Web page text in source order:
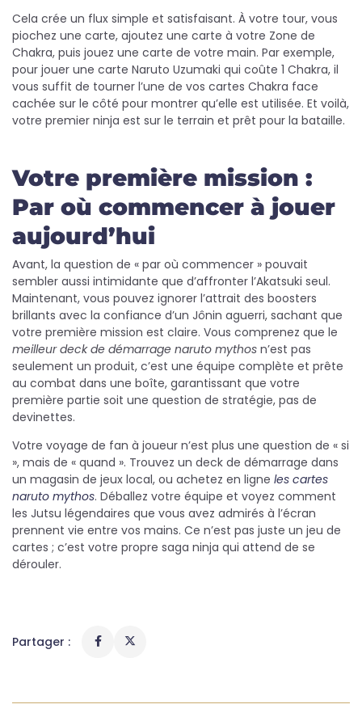
Cela crée un flux simple et satisfaisant. À votre tour, vous
piochez une carte, ajoutez une carte à votre Zone de
Chakra, puis jouez une carte de votre main. Par exemple,
pour jouer une carte Naruto Uzumaki qui coûte 1 Chakra, il
vous suffit de tourner l’une de vos cartes Chakra face
cachée sur le côté pour montrer qu’elle est utilisée. Et voilà,
votre premier ninja est sur le terrain et prêt pour la bataille.
Votre première mission :
Par où commencer à jouer
aujourd’hui
Avant, la question de « par où commencer » pouvait
sembler aussi intimidante que d’affronter l’Akatsuki seul.
Maintenant, vous pouvez ignorer l’attrait des boosters
brillants avec la confiance d’un Jônin aguerri, sachant que
votre première mission est claire. Vous comprenez que le
meilleur deck de démarrage naruto mythos n’est pas
seulement un produit, c’est une équipe complète et prête
au combat dans une boîte, garantissant que votre
première partie soit une question de stratégie, pas de
devinettes.
Votre voyage de fan à joueur n’est plus une question de « si
», mais de « quand ». Trouvez un deck de démarrage dans
un magasin de jeux local, ou achetez en ligne les cartes
naruto mythos. Déballez votre équipe et voyez comment
les Jutsu légendaires que vous avez admirés à l’écran
prennent vie entre vos mains. Ce n’est pas juste un jeu de
cartes ; c’est votre propre saga ninja qui attend de se
dérouler.
Partager :